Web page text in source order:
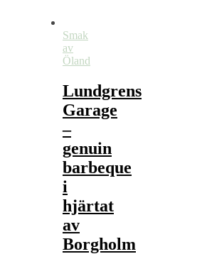
Smak
av
Öland
Lundgrens
Garage
–
genuin
barbeque
i
hjärtat
av
Borgholm